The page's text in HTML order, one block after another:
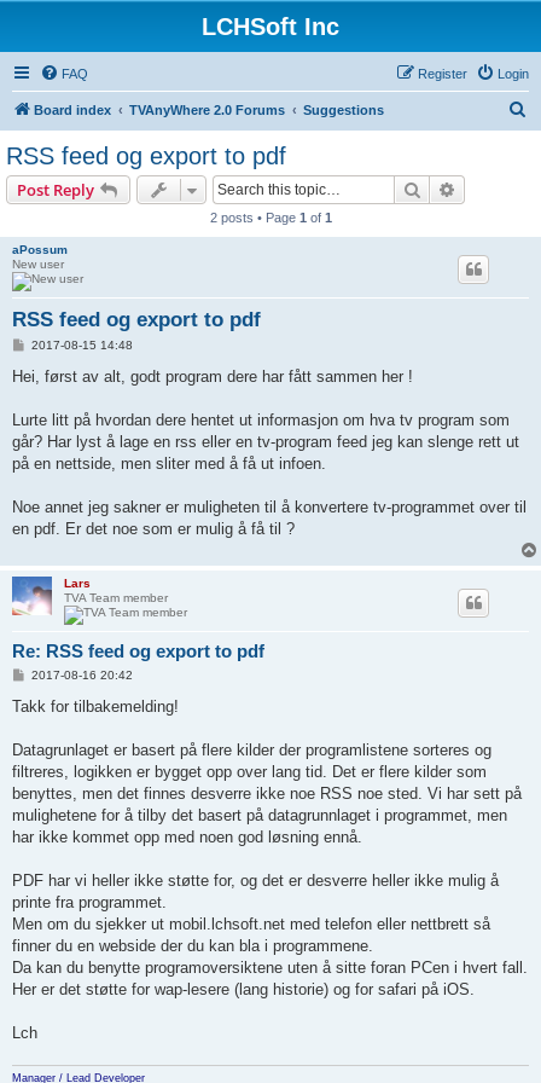
LCHSoft Inc
FAQ Login
Register
Board index TVAnyWhere 2.0 Forums Suggestions
RSS feed og export to pdf
Post Reply Search
2 posts • Page 1 of 1
aPossum
New user
RSS feed og export to pdf
P
s
2017-08-15 14:48
Hei, først av alt, godt program dere har fått sammen her !
Lurte litt på hvordan dere hentet ut informasjon om hva tv program som
går? Har lyst å lage en rss eller en tv-program feed jeg kan slenge rett ut
på en nettside, men sliter med å få ut infoen.
Noe annet jeg sakner er muligheten til å konvertere tv-programmet over til
en pdf. Er det noe som er mulig å få til ?
Lars
TVA Team member
Re: RSS feed og export to pdf
P
s
2017-08-16 20:42
Takk for tilbakemelding!
Datagrunlaget er basert på flere kilder der programlistene sorteres og
filtreres, logikken er bygget opp over lang tid. Det er flere kilder som
benyttes, men det finnes desverre ikke noe RSS noe sted. Vi har sett på
mulighetene for å tilby det basert på datagrunnlaget i programmet, men
har ikke kommet opp med noen god løsning ennå.
PDF har vi heller ikke støtte for, og det er desverre heller ikke mulig å
printe fra programmet.
Men om du sjekker ut mobil.lchsoft.net med telefon eller nettbrett så
finner du en webside der du kan bla i programmene.
Da kan du benytte programoversiktene uten å sitte foran PCen i hvert fall.
Her er det støtte for wap-lesere (lang historie) og for safari på iOS.
Lch
Manager / Lead Developer